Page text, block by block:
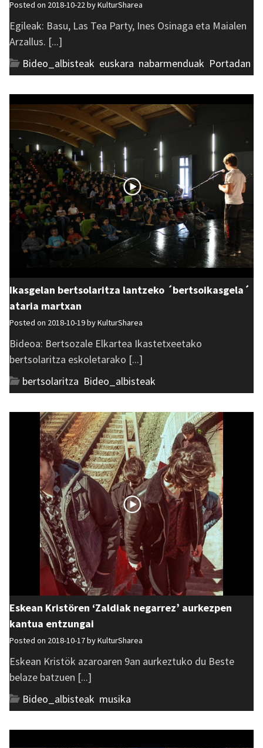
Posted on 2018-10-22 byKulturSharea
Egileak: Basu, Las Tea Party, Ines Osinaga eta Maialen
Arzallus. [...]
Bideo_albisteak euskara nabarmenduak Portadan
Ikasgelan bertsolaritza lantzeko ´bertsoikasgela´
ataria martxan
Posted on 2018-10-19 byKulturSharea
Bideoa: Bertsozale Elkartea Ikastetxeetako
bertsolaritza eskoletarako [...]
bertsolaritza Bideo_albisteak
Eskean Kristören ‘Zaldiak negarrez’ aurkezpen
kantua entzungai
Posted on 2018-10-17 byKulturSharea
Eskean Kristök azaroaren 9an aurkeztuko du Beste
belaze batzuen [...]
Bideo_albisteak musika